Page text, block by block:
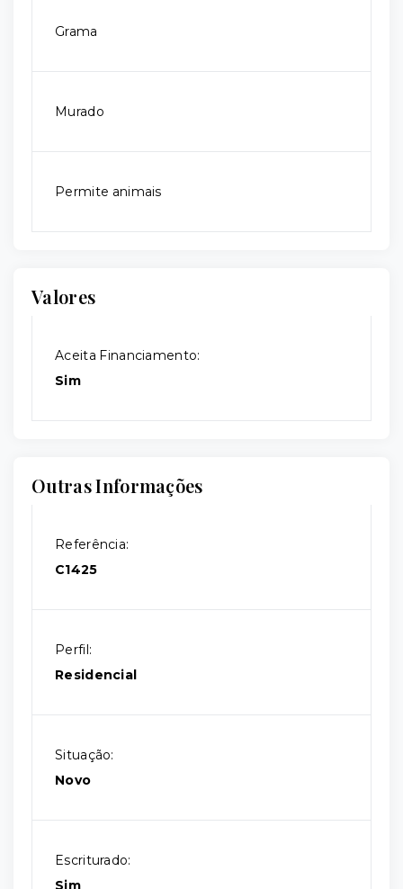
Grama
Murado
Permite animais
Valores
Aceita Financiamento:
Sim
Outras Informações
Referência:
C1425
Perfil:
Residencial
Situação:
Novo
Escriturado:
Sim